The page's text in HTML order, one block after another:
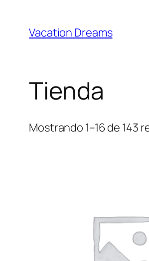
contenido
Vacation Dreams
Tienda
Mostrando 1–16 de 143